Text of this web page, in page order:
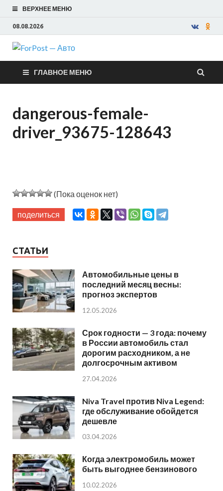
ВЕРХНЕЕ МЕНЮ
08.08.2026
ForPost —
Авто
ГЛАВНОЕ МЕНЮ
dangerous-female-
driver_93675-128643
(Пока оценок нет)
поделиться
СТАТЬИ
Автомобильные цены в
последний месяц весны:
прогноз экспертов
12.05.2026
Срок годности — 3 года: почему
в России автомобиль стал
дорогим расходником, а не
долгосрочным активом
27.04.2026
Niva Travel против Niva Legend:
где обслуживание обойдется
дешевле
03.04.2026
Когда электромобиль может
быть выгоднее бензинового
10.02.2026